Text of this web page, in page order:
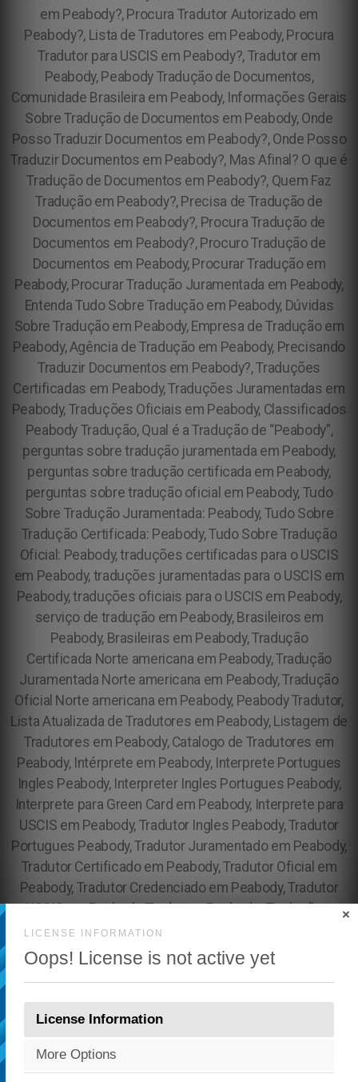
LICENSE INFORMATION
Oops! License is not active yet
×
License Information
More Options